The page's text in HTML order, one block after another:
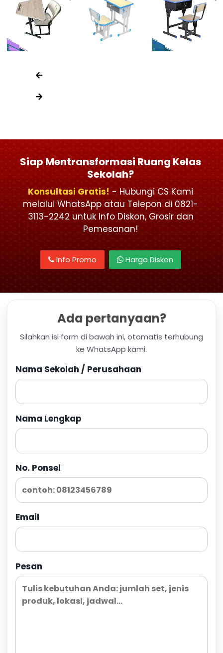
Siap Mentransformasi Ruang Kelas
Sekolah?
Konsultasi Gratis! - Hubungi CS Kami
melalui WhatsApp atau Telepon di 0821-
3113-2242 untuk Info Diskon, Grosir dan
Pemesanan!
Info Promo Harga Diskon
Ada pertanyaan?
Silahkan isi form di bawah ini, otomatis terhubung
ke WhatsApp kami.
Nama Sekolah / Perusahaan
Nama Lengkap
No. Ponsel
Email
Pesan